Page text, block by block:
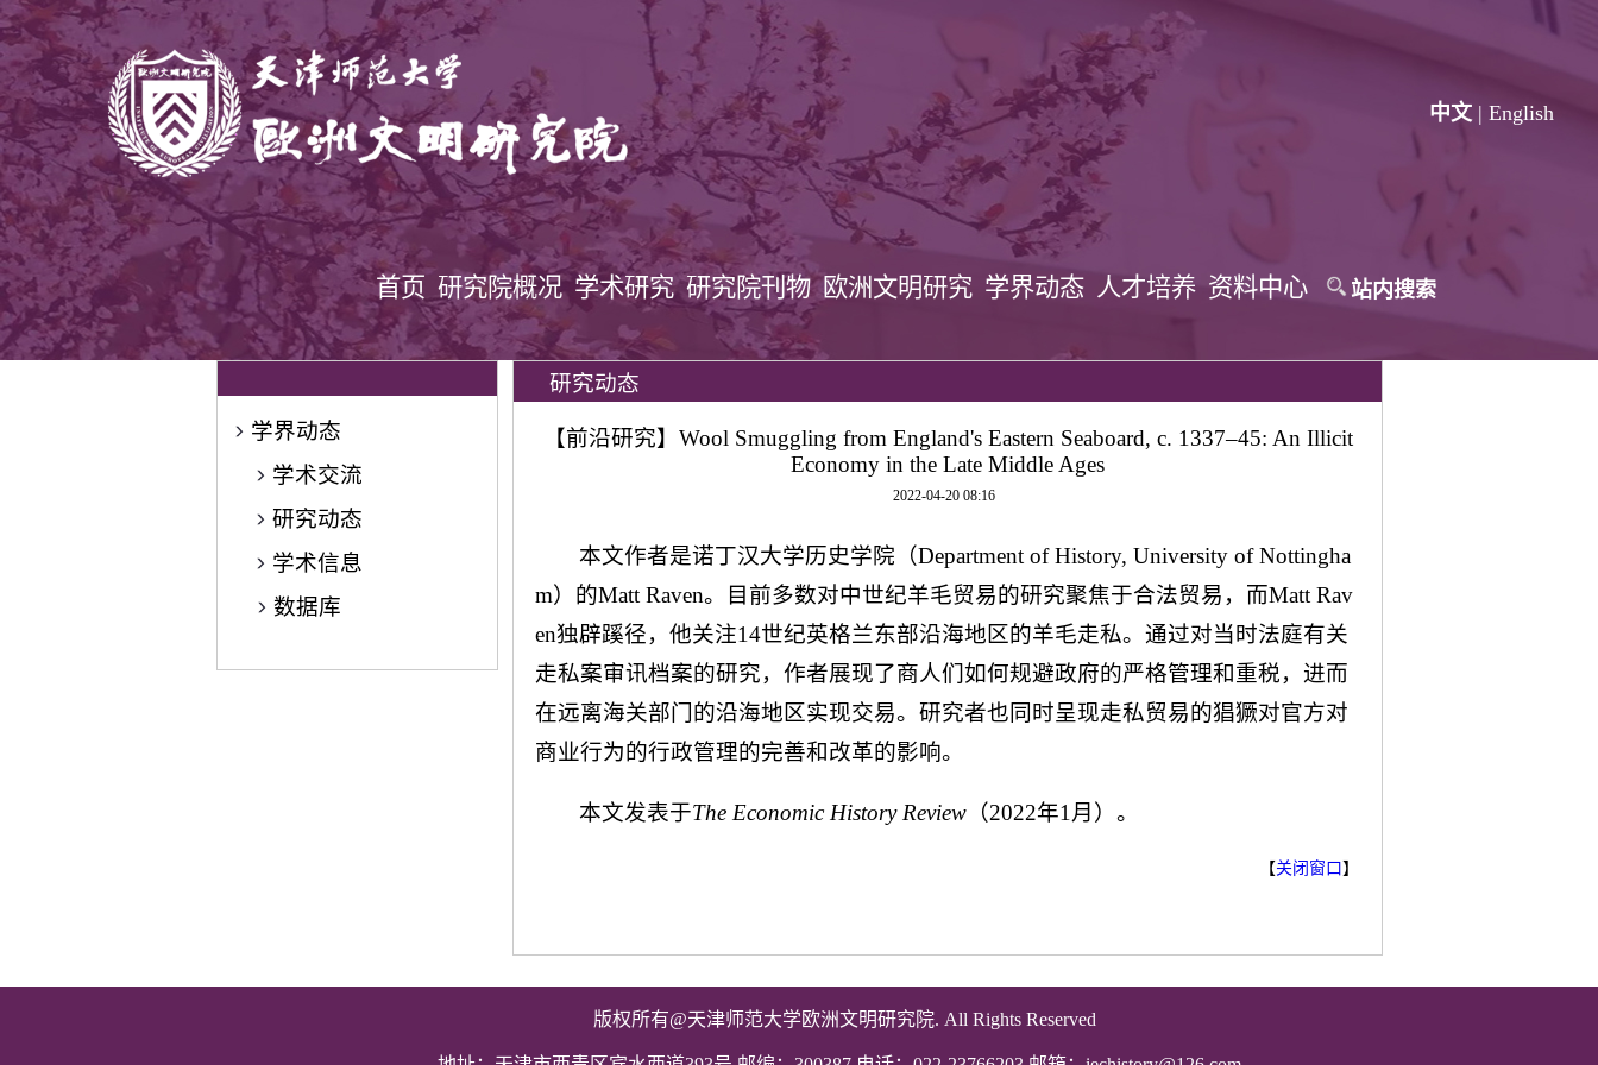
中文 | English
首页 研究院概况学术研究研究院刊物欧洲文明研究 学界动态 人才培养 资料中心 站内搜索
学界动态
学术交流
研究动态
学术信息
数据库
研究动态
【前沿研究】Wool Smuggling from England's Eastern Seaboard, c. 1337–45: An Illicit
Economy in the Late Middle Ages
2022-04-20 08:16
本文作者是诺丁汉大学历史学院（Department of History, University of Nottingha
m）的Matt Raven。目前多数对中世纪羊毛贸易的研究聚焦于合法贸易，而Matt Rav
en独辟蹊径，他关注14世纪英格兰东部沿海地区的羊毛走私。通过对当时法庭有关
走私案审讯档案的研究，作者展现了商人们如何规避政府的严格管理和重税，进而
在远离海关部门的沿海地区实现交易。研究者也同时呈现走私贸易的猖獗对官方对
商业行为的行政管理的完善和改革的影响。
本文发表于The Economic History Review （2022年1月）。
【关闭窗口 】
版权所有@天津师范大学欧洲文明研究院. All Rights Reserved